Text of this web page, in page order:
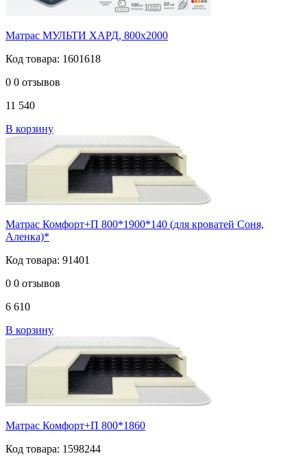
Матрас МУЛЬТИ ХАРД, 800х2000
Код товара: 1601618
0 0 отзывов
11 540
В корзину
Матрас Комфорт+П 800*1900*140 (для кроватей Соня,
Аленка)*
Код товара: 91401
0 0 отзывов
6 610
В корзину
Матрас Комфорт+П 800*1860
Код товара: 1598244